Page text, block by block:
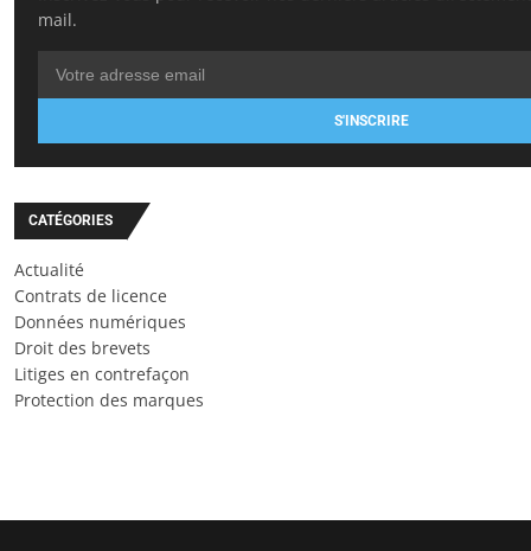
mail.
S'INSCRIRE
CATÉGORIES
Actualité
Contrats de licence
Données numériques
Droit des brevets
Litiges en contrefaçon
Protection des marques